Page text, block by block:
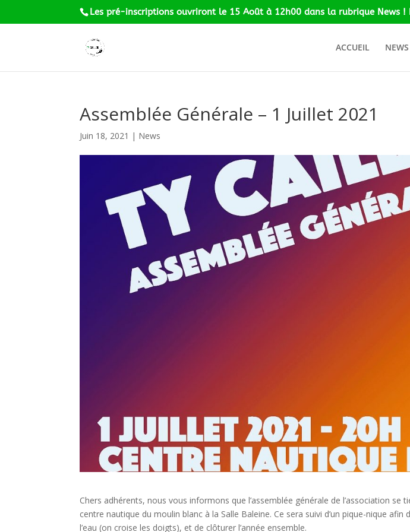
Les pré-inscriptions ouvriront le 15 Août à 12h00 dans la rubrique News
ACCUEIL NEWS
Assemblée Générale – 1 Juillet 2021
Juin 18, 2021 | News
Chers adhérents, nous vous informons que l’assemblée générale de l’association se
centre nautique du moulin blanc à la Salle Baleine. Ce sera suivi d’un pique-nique
l’eau (on croise les doigts), et de clôturer l’année ensemble.